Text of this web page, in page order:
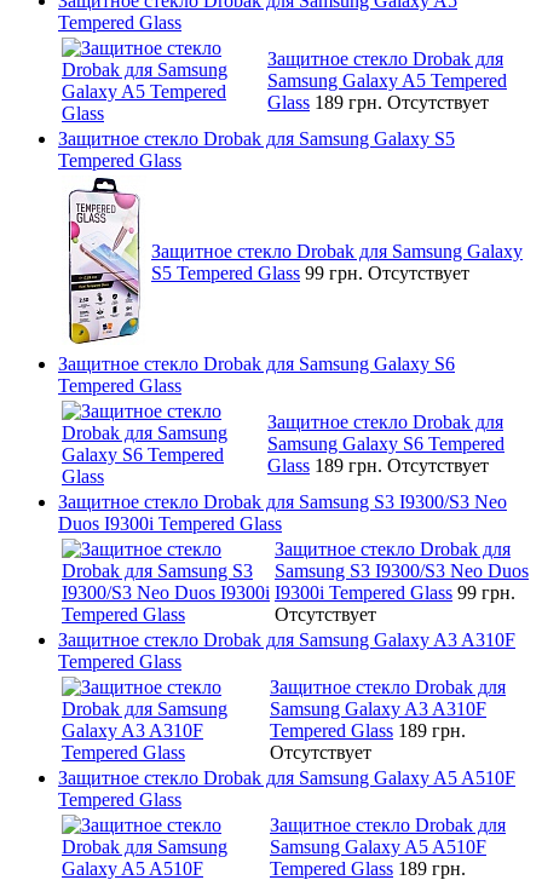
Tempered Glass
Защитное стекло Drobak для
Samsung Galaxy A5 Tempered
Glass 189 грн. Отсутствует
Защитное стекло Drobak для Samsung Galaxy S5
Tempered Glass
Защитное стекло Drobak для Samsung Galaxy
S5 Tempered Glass 99 грн. Отсутствует
Защитное стекло Drobak для Samsung Galaxy S6
Tempered Glass
Защитное стекло Drobak для
Samsung Galaxy S6 Tempered
Glass 189 грн. Отсутствует
Защитное стекло Drobak для Samsung S3 I9300/S3 Neo
Duos I9300i Tempered Glass
Защитное стекло Drobak для
Samsung S3 I9300/S3 Neo Duos
I9300i Tempered Glass 99 грн.
Отсутствует
Защитное стекло Drobak для Samsung Galaxy A3 A310F
Tempered Glass
Защитное стекло Drobak для
Samsung Galaxy A3 A310F
Tempered Glass 189 грн.
Отсутствует
Защитное стекло Drobak для Samsung Galaxy A5 A510F
Tempered Glass
Защитное стекло Drobak для
Samsung Galaxy A5 A510F
Tempered Glass 189 грн.